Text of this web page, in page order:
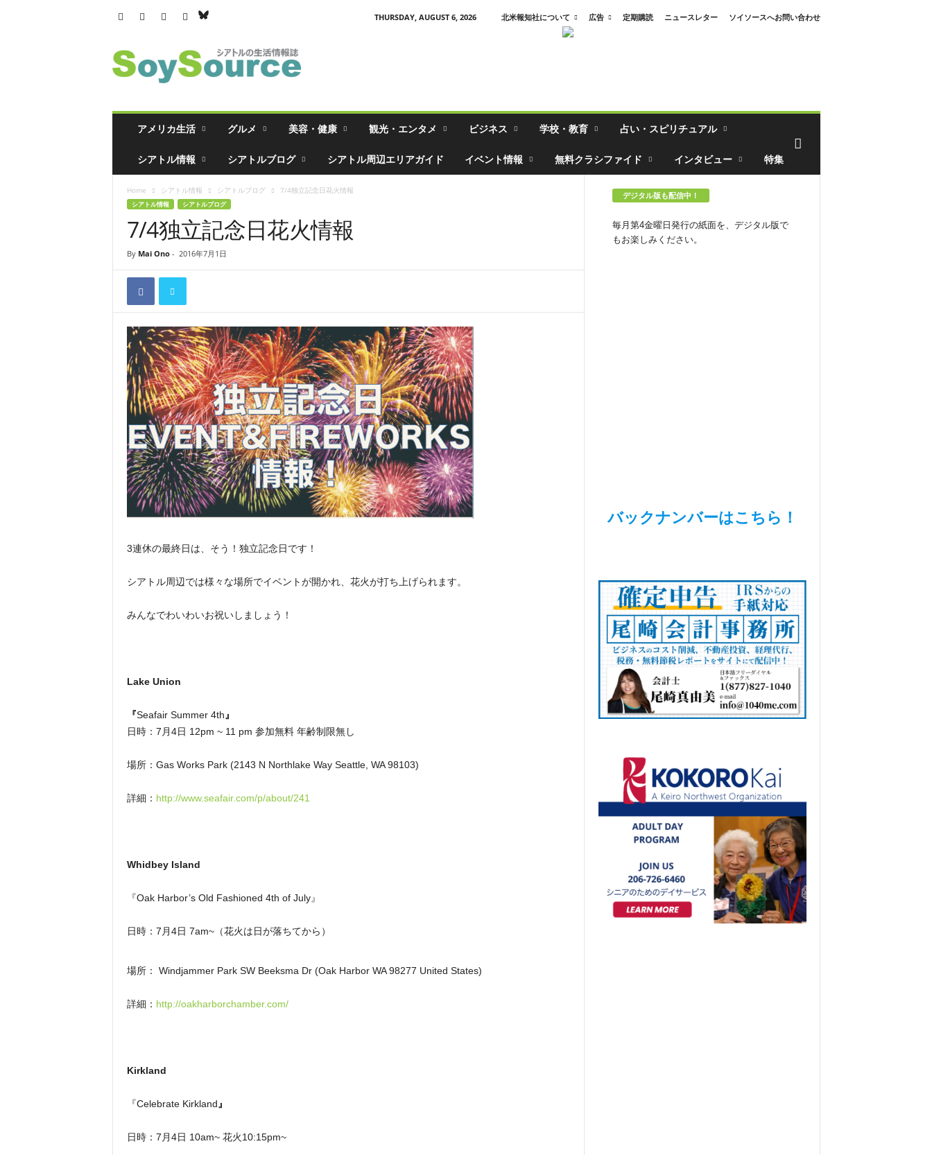
THURSDAY, AUGUST 6, 2026 北米報知社について 広告 定期購読 ニュースレター
ソイソースへお問い合わせ
ト
ル
アメリカ生活 グルメ 美容・健康 観光・エンタメ ビジネス 学校・教育 占い・スピリチュアル
シアトル情報 シアトルブログ シアトル周辺エリアガイド イベント情報 無料クラシファイド インタビュー 特集
Home シアトル情報 シアトルブログ 7/4独立記念日花火情報
シアトル情報 シアトルブログ
7/4独立記念日花火情報
By Mai Ono- 2016年7月1日
3連休の最終日は、そう！独立記念日です！
シアトル周辺では様々な場所でイベントが開かれ、花火が打ち上げられます。
みんなでわいわいお祝いしましょう！
Lake Union
『Seafair Summer 4th 』
日時：7月4日 12pm ~ 11 pm 参加無料 年齢制限無し
場所：Gas Works Park (2143 N Northlake Way Seattle, WA 98103)
詳細： http://www.seafair.com/p/about/241
Whidbey Island
『Oak Harbor’s Old Fashioned 4th of July』
日時：7月4日 7am~（花火は日が落ちてから）
場所： Windjammer Park SW Beeksma Dr (Oak Harbor WA 98277 United States)
詳細： http://oakharborchamber.com/
Kirkland
『Celebrate Kirkland 』
日時：7月4日 10am~ 花火10:15pm~
デジタル版も配信中！
毎月第4金曜日発行の紙面を、デジタル版で
もお楽しみください。
バックナンバーはこちら！